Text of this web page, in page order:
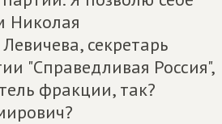
Николая
секретарь
"Справедливая Россия",
фракции, так?